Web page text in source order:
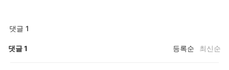
댓글 1
댓글1 등록순 최신순